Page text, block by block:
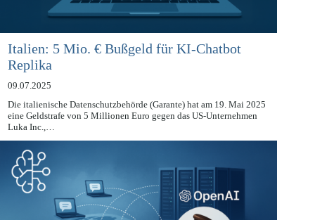
Italien: 5 Mio. € Bußgeld für KI-Chatbot
Replika
09.07.2025
Die italienische Datenschutzbehörde (Garante) hat am 19. Mai 2025
eine Geldstrafe von 5 Millionen Euro gegen das US-Unternehmen
Luka Inc.,…